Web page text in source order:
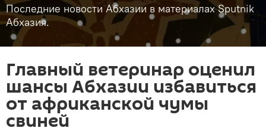
Последние новости Абхазии в материалах Sputnik
Абхазия.
Главный ветеринар оценил
шансы Абхазии избавиться
от африканской чумы
свиней